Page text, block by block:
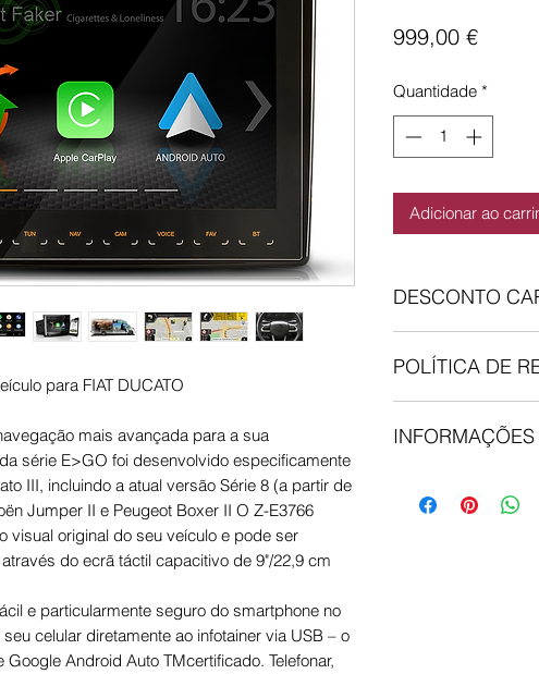
para FIAT DUCATO
mais avançada para a sua
série E>GO foi desenvolvido especificamente
III, incluindo a atual versão Série 8 (a partir de
Jumper II e Peugeot Boxer II O Z-E3766
visual original do seu veículo e pode ser
do ecrã táctil capacitivo de 9"/22,9 cm
e particularmente seguro do smartphone no
celular diretamente ao infotainer via USB – o
Android Auto TMcertificado. Telefonar,
999,00 €Preço
Quantidade *
Adicionar ao
DESCONTO
adicionar o numero
aderiste podes
POLÍTICA DE
não está
utilizado e esteja
dia, senão são